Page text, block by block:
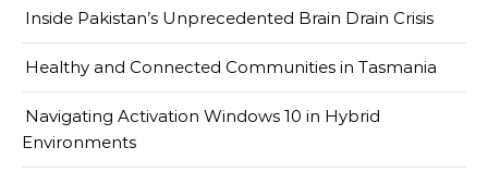
Inside Pakistan’s Unprecedented Brain Drain Crisis
Healthy and Connected Communities in Tasmania
Navigating Activation Windows 10 in Hybrid
Environments